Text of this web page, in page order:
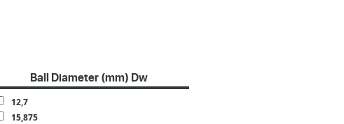
Ball Diameter (mm) Dw
12,7
15,875